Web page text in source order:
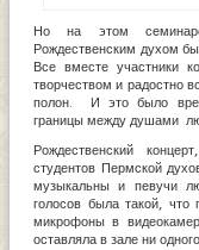
Но на этом
Рождественским духом
Все вместе участники
творчеством и радостно
полон. И это было
границы между душами
Рождественский
студентов Пермской
музыкальны и певучи
голосов была такой, что
микрофоны в
оставляла в зале ни